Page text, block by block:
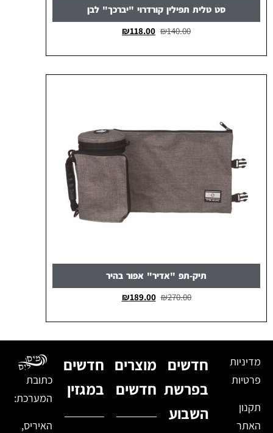
סט טלית תפילין קורדרוי "יברכך" לבן
₪140.00
₪118.00
תיק-תפ "אדיר" אפור בהיר
₪270.00
₪189.00
מדיניות
פרטיות
תקנון
האתר
חדשים
בפרשת
השבוע
מוצרים
חדשים
חדשים
במגזין
כתובת
המערכת:
האיריס,